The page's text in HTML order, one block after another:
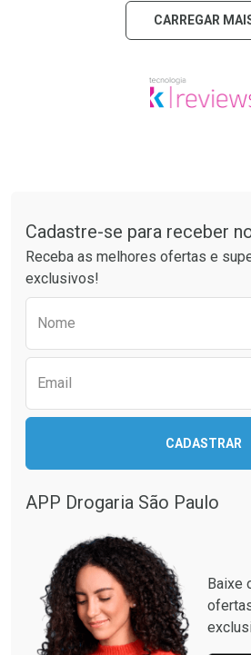
CARREGAR
Cadastre-se para receber
Receba as melhores ofertas e
exclusivos!
Nome
Email
CADASTRAR
APP Drogaria São Paulo
Baixe